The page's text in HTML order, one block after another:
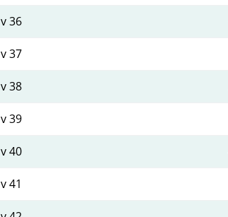
v 36
v 37
v 38
v 39
v 40
v 41